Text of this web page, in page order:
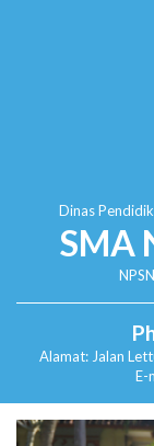
Dinas
SMA
Alamat: Jalan
E-